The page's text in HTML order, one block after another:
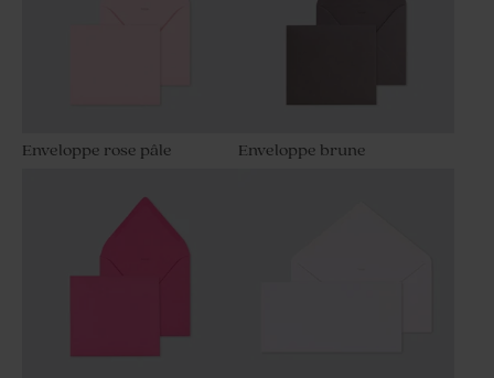
Enveloppe rose pâle Enveloppe brune